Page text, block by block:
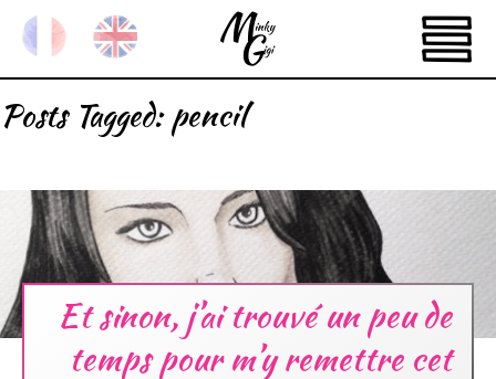
Posts Tagged:pencil
Et sinon, j’ai trouvé un peu de
temps pour m’y remettre cet